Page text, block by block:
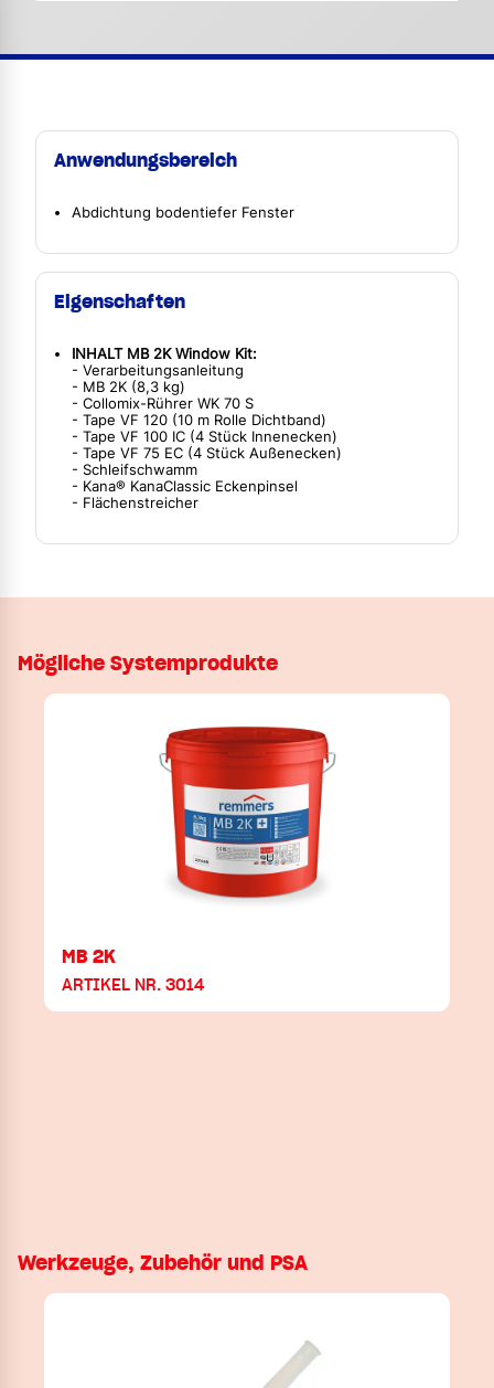
Anwendungsbereich
Abdichtung bodentiefer Fenster
Eigenschaften
INHALT MB 2K Window Kit:
- Verarbeitungsanleitung
- MB 2K (8,3 kg)
- Collomix-Rührer WK 70 S
- Tape VF 120 (10 m Rolle Dichtband)
- Tape VF 100 IC (4 Stück Innenecken)
- Tape VF 75 EC (4 Stück Außenecken)
- Schleifschwamm
- Kana® KanaClassic Eckenpinsel
- Flächenstreicher
Mögliche Systemprodukte
MB 2K
ARTIKEL NR. 3014
Werkzeuge, Zubehör und PSA